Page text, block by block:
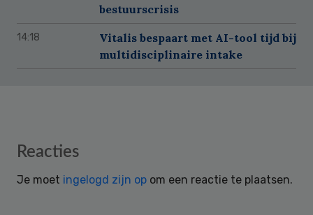
bestuurscrisis
14:18
Vitalis bespaart met AI-tool tijd bij
multidisciplinaire intake
Reader
Reacties
Je moet ingelogd zijn op om een reactie te plaatsen.